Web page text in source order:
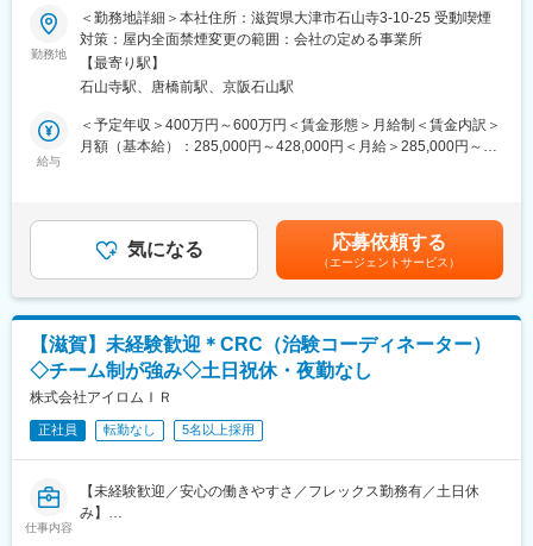
を担っています。
地域密着NO.1企業として地域の顧客ニーズ、伝統、習慣、傾向を
いち早くピックアップして地域と共に成長します。
同社では、1)個人個性の尊重、2)能力開発の促進、3)チャレンジ
精神の高揚、4)コミュニケーションの向上、5)やれば報われる以
一貫した人材育成、教育プログラムによりきめ細かく教育、指導
しています。
その他に、100種類を超える通信教育、生鮮スクール、ファッシ
ョンスクール、カラーコーディネート、ディスプレイなどの課別
研修もあり、社員一人ひとりのキャリアアップのサポートをして
います。
さらに福利厚生面では、「ゆとりライフ制度」により、社員の生
活を全面的にサポートし、ゆとりあるライフスタイルを社員全員
が築けるよう、制度を充実させています。
■業務内容：
弊社の経理業務全般をお任せします。
＜具体的には＞
・小口精算（出納帳・社会保険・税理士）
・経理業務全般: 月次・年次決算業務、伝票処理、入出金管理、税
務申告書の作成
※メイン業務は、出納長の整理、日次業務と試算表の作成となりま
び説明を行います。
・財務管理: 経費の管理、予算の策定、財務諸表の作成
福祉に直接関わる仕事です。
・安定性／医療・介護業界は需要が安定しているため、長期的な
キャリアを築くことが可能です。
・専門知識の習得／医療・介護に特化した経理の知識やスキルを
身につけることができます。
・チームワーク／多職種と連携する機会が多く、コミュニケーシ
ョンスキルやチームワーク力が向上します。
＜身に着くスキル＞
・財務分析力／財務データを分析し、経営戦略の立案に役立てる
勤務地
＜勤務地詳細＞本社住所：滋賀県大津市石山寺3-10-25 受動喫煙
対策：屋内全面禁煙変更の範囲：会社の定める事業所
【最寄り駅】
石山寺駅、唐橋前駅、京阪石山駅
給与
＜予定年収＞400万円～600万円＜賃金形態＞月給制＜賃金内訳＞
月額（基本給）：285,000円～428,000円＜月給＞285,000円～
気になる 応募依頼する
（エージェントサービス）
【滋賀】未経験歓迎＊CRC（治験コーディネーター）
◇チーム制が強み◇土日祝休・夜勤なし
株式会社アイロムＩＲ
正社員 転勤なし 5名以上採用
仕事内容
【未経験歓迎／安心の働きやすさ／フレックス勤務有／土日休
み】